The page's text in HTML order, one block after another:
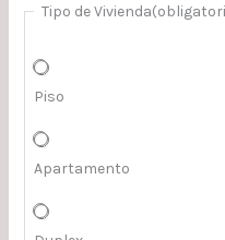
Tipo de Vivienda
Piso
Apartamento